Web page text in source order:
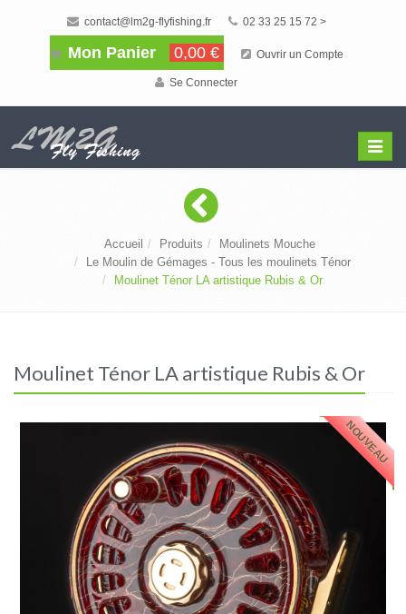
contact@lm2g-flyfishing.fr 02 33 25 15 72 >
Mon Panier 0,00 € Ouvrir un Compte
Se Connecter
Menu
Accueil Produits
Moulinets Mouche
Le Moulin de Gémages - Tous les moulinets Ténor
Moulinet Ténor LA artistique Rubis & Or
Moulinet Ténor LA artistique Rubis & Or
NOUVEAU